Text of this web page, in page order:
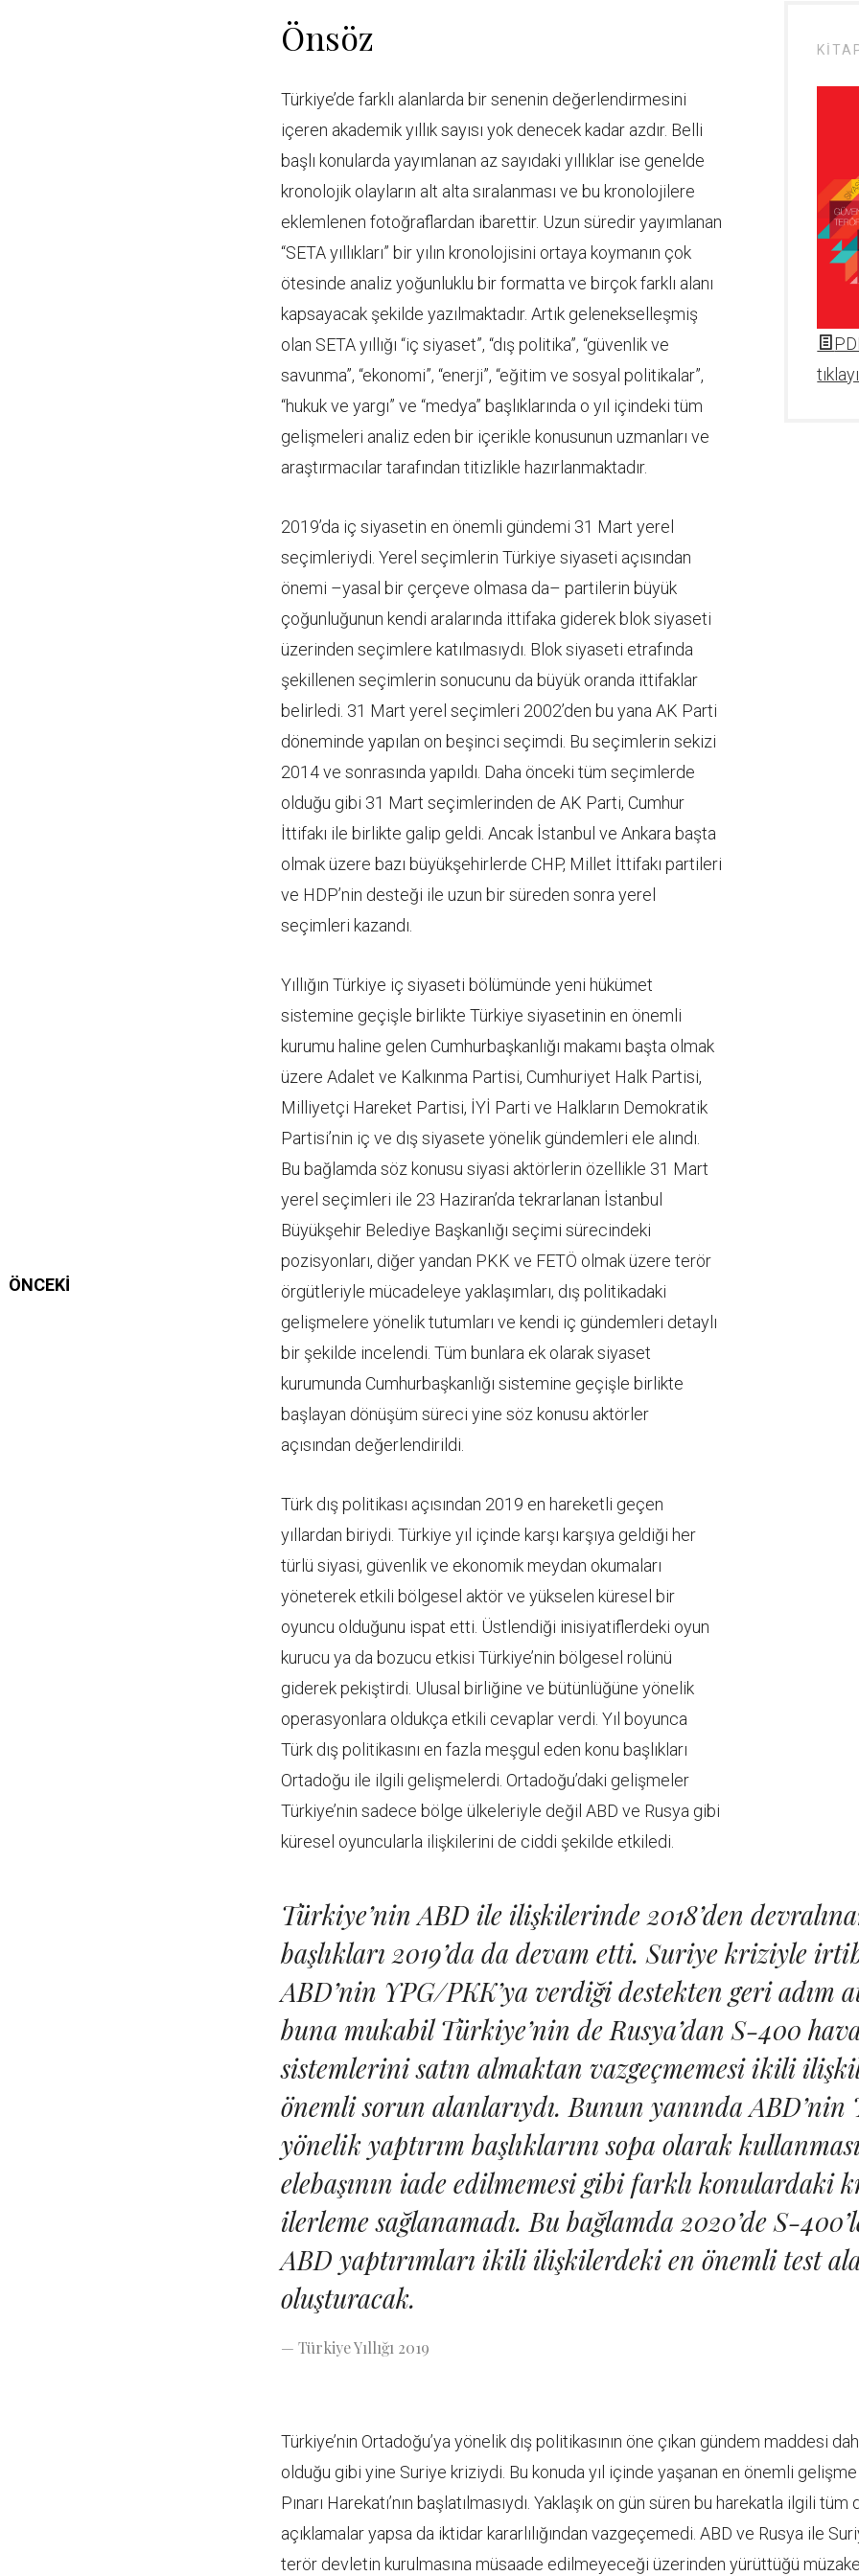
ÖNCEKI
Önsöz
Türkiye’de farklı alanlarda bir senenin değerlendirmesini
içeren akademik yıllık sayısı yok denecek kadar azdır. Belli
başlı konularda yayımlanan az sayıdaki yıllıklar ise genelde
kronolojik olayların alt alta sıralanması ve bu kronolojilere
eklemlenen fotoğraflardan ibarettir. Uzun süredir yayımlanan
“SETA yıllıkları” bir yılın kronolojisini ortaya koymanın çok
ötesinde analiz yoğunluklu bir formatta ve birçok farklı alanı
kapsayacak şekilde yazılmaktadır. Artık gelenekselleşmiş
olan SETA yıllığı “iç siyaset”, “dış politika”, “güvenlik ve
savunma”, “ekonomi”, “enerji”, “eğitim ve sosyal politikalar”,
“hukuk ve yargı” ve “medya” başlıklarında o yıl içindeki tüm
gelişmeleri analiz eden bir içerikle konusunun uzmanları ve
araştırmacılar tarafından titizlikle hazırlanmaktadır.
2019’da iç siyasetin en önemli gündemi 31 Mart yerel
seçimleriydi. Yerel seçimlerin Türkiye siyaseti açısından
önemi –yasal bir çerçeve olmasa da– partilerin büyük
çoğunluğunun kendi aralarında ittifaka giderek blok siyaseti
üzerinden seçimlere katılmasıydı. Blok siyaseti etrafında
şekillenen seçimlerin sonucunu da büyük oranda ittifaklar
belirledi. 31 Mart yerel seçimleri 2002’den bu yana AK Parti
döneminde yapılan on beşinci seçimdi. Bu seçimlerin sekizi
2014 ve sonrasında yapıldı. Daha önceki tüm seçimlerde
olduğu gibi 31 Mart seçimlerinden de AK Parti, Cumhur
İttifakı ile birlikte galip geldi. Ancak İstanbul ve Ankara başta
olmak üzere bazı büyükşehirlerde CHP, Millet İttifakı partileri
ve HDP’nin desteği ile uzun bir süreden sonra yerel
seçimleri kazandı.
Yıllığın Türkiye iç siyaseti bölümünde yeni hükümet
sistemine geçişle birlikte Türkiye siyasetinin en önemli
kurumu haline gelen Cumhurbaşkanlığı makamı başta olmak
üzere Adalet ve Kalkınma Partisi, Cumhuriyet Halk Partisi,
Milliyetçi Hareket Partisi, İYİ Parti ve Halkların Demokratik
Partisi’nin iç ve dış siyasete yönelik gündemleri ele alındı.
Bu bağlamda söz konusu siyasi aktörlerin özellikle 31 Mart
yerel seçimleri ile 23 Haziran’da tekrarlanan İstanbul
Büyükşehir Belediye Başkanlığı seçimi sürecindeki
pozisyonları, diğer yandan PKK ve FETÖ olmak üzere terör
örgütleriyle mücadeleye yaklaşımları, dış politikadaki
gelişmelere yönelik tutumları ve kendi iç gündemleri detaylı
bir şekilde incelendi. Tüm bunlara ek olarak siyaset
kurumunda Cumhurbaşkanlığı sistemine geçişle birlikte
başlayan dönüşüm süreci yine söz konusu aktörler
açısından değerlendirildi.
Türk dış politikası açısından 2019 en hareketli geçen
yıllardan biriydi. Türkiye yıl içinde karşı karşıya geldiği her
türlü siyasi, güvenlik ve ekonomik meydan okumaları
yöneterek etkili bölgesel aktör ve yükselen küresel bir
oyuncu olduğunu ispat etti. Üstlendiği inisiyatiflerdeki oyun
kurucu ya da bozucu etkisi Türkiye’nin bölgesel rolünü
giderek pekiştirdi. Ulusal birliğine ve bütünlüğüne yönelik
operasyonlara oldukça etkili cevaplar verdi. Yıl boyunca
Türk dış politikasını en fazla meşgul eden konu başlıkları
Ortadoğu ile ilgili gelişmelerdi. Ortadoğu’daki gelişmeler
Türkiye’nin sadece bölge ülkeleriyle değil ABD ve Rusya gibi
küresel oyuncularla ilişkilerini de ciddi şekilde etkiledi.
Türkiye’nin ABD ile ilişkilerinde 2018’den
başlıkları 2019’da da devam etti. Suriye kriziyle
ABD’nin YPG/PKK’ya verdiği destekten geri adım
buna mukabil Türkiye’nin de Rusya’dan S-400
sistemlerini satın almaktan vazgeçmemesi ikili
önemli sorun alanlarıydı. Bunun yanında ABD’nin
yönelik yaptırım başlıklarını sopa olarak
elebaşının iade edilmemesi gibi farklı konulardaki
ilerleme sağlanamadı. Bu bağlamda 2020’de S-
ABD yaptırımları ikili ilişkilerdeki en önemli test
oluşturacak.
— Türkiye Yıllığı 2019
Türkiye’nin Ortadoğu’ya yönelik dış politikasının öne çıkan gündem maddesi
olduğu gibi yine Suriye kriziydi. Bu konuda yıl içinde yaşanan en önemli gelişme
Pınarı Harekatı’nın başlatılmasıydı. Yaklaşık on gün süren bu harekatla ilgili tüm
açıklamalar yapsa da iktidar kararlılığından vazgeçemedi. ABD ve Rusya ile
terör devletin kurulmasına müsaade edilmeyeceği üzerinden yürüttüğü